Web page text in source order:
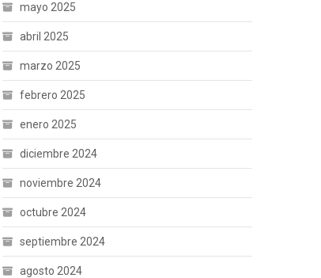
mayo 2025
abril 2025
marzo 2025
febrero 2025
enero 2025
diciembre 2024
noviembre 2024
octubre 2024
septiembre 2024
agosto 2024